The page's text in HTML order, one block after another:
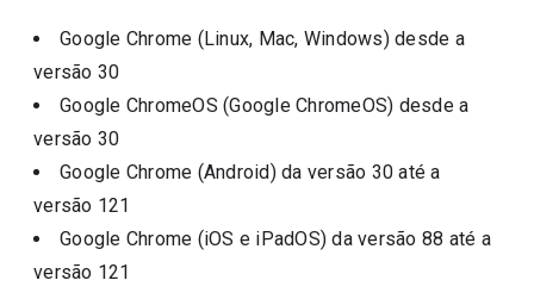
Google Chrome (Linux, Mac, Windows)desde a
versão 30
Google ChromeOS (Google ChromeOS) desde a
versão 30
Google Chrome (Android)da versão 30até a
versão 121
Google Chrome (iOS e iPadOS)da versão 88 até a
versão 121